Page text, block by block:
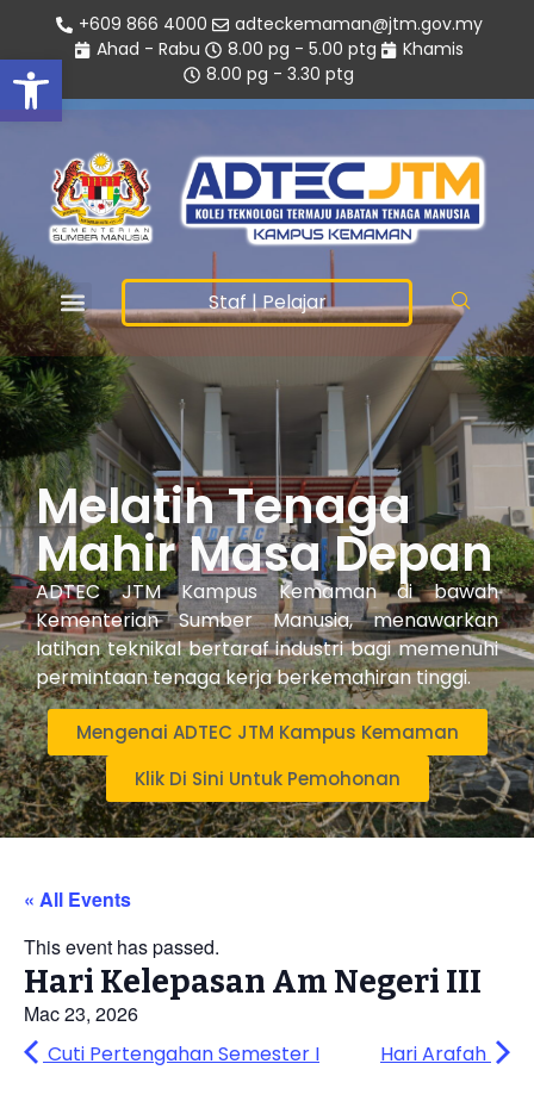
Open toolbar
+609 866 4000
adteckemaman@jtm.gov.my
Ahad - Rabu
8.00 pg - 5.00 ptg
Khamis
8.00 pg - 3.30 ptg
Staf|Pelajar
Melatih Tenaga
Mahir Masa Depan
ADTEC JTM Kampus Kemaman di bawah
Kementerian Sumber Manusia, menawarkan
latihan teknikal bertaraf industri bagi memenuhi
permintaan tenaga kerja berkemahiran tinggi.
Mengenai ADTEC JTM Kampus Kemaman
Klik Di Sini Untuk Pemohonan
« All Events
This event has passed.
Hari Kelepasan Am Negeri III
Mac 23, 2026
Cuti Pertengahan Semester I
Hari Arafah